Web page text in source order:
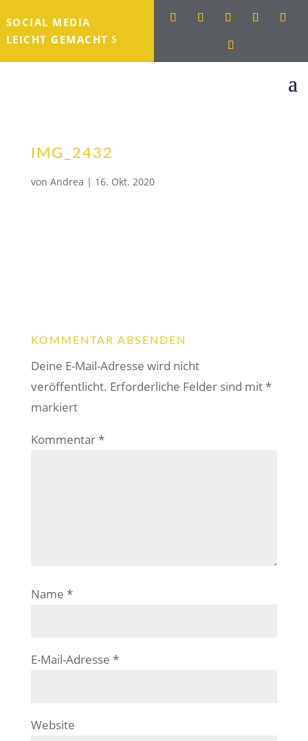
SOCIAL MEDIA
LEICHT GEMACHT
IMG_2432
von Andrea | 16. Okt. 2020
KOMMENTAR ABSENDEN
Deine E-Mail-Adresse wird nicht
veröffentlicht. Erforderliche Felder sind mit*
markiert
Kommentar*
Name *
E-Mail-Adresse *
Website